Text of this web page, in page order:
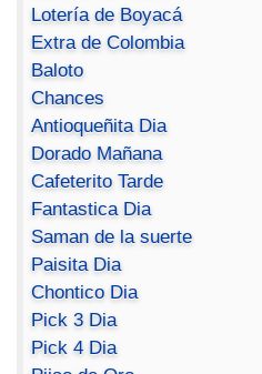
Lotería de Boyacá
Extra de Colombia
Baloto
Chances
Antioqueñita Dia
Dorado Mañana
Cafeterito Tarde
Fantastica Dia
Saman de la suerte
Paisita Dia
Chontico Dia
Pick 3 Dia
Pick 4 Dia